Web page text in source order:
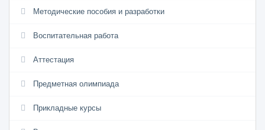
Методические пособия и разработки
Воспитательная работа
Аттестация
Предметная олимпиада
Прикладные курсы